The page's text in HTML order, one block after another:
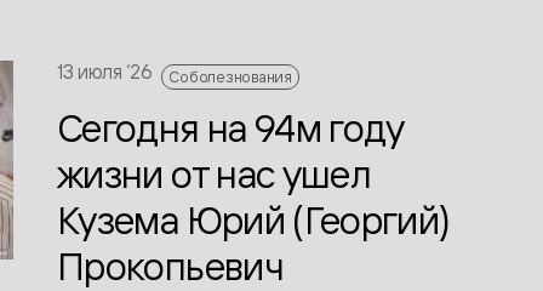
13 июля ‘26 Соболезнования
Сегодня на 94м году
жизни от нас ушел
Кузема Юрий (Георгий)
Прокопьевич